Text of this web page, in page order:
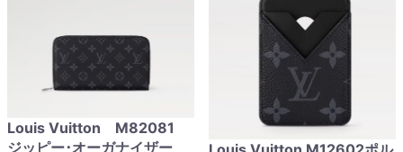
Louis Vuitton M82081
ジッピー･オーガナイザー